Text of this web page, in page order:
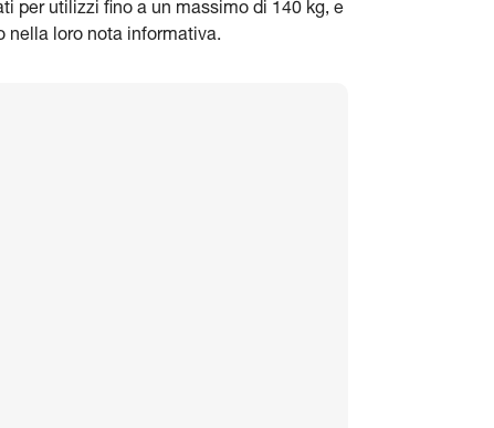
per utilizzi fino a un massimo di 140 kg, e
nella loro nota informativa.